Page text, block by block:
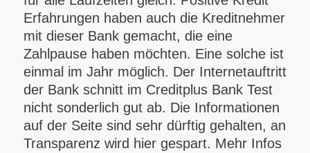
Erfahrungen haben auch die Kreditnehmer
mit dieser Bank gemacht, die eine
Zahlpause haben möchten. Eine solche ist
einmal im Jahr möglich. Der Internetauftritt
der Bank schnitt im Creditplus Bank Test
nicht sonderlich gut ab. Die Informationen
auf der Seite sind sehr dürftig gehalten, an
Transparenz wird hier gespart. Mehr Infos